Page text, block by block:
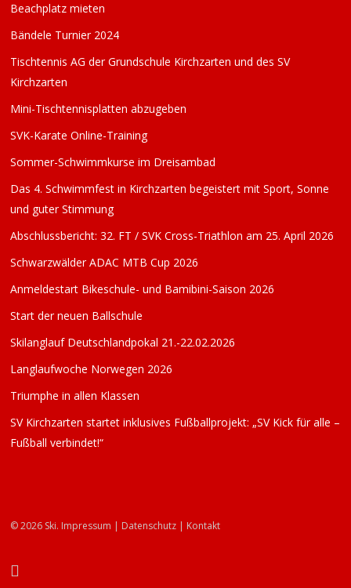
Beachplatz mieten
Bändele Turnier 2024
Tischtennis AG der Grundschule Kirchzarten und des SV
Kirchzarten
Mini-Tischtennisplatten abzugeben
SVK-Karate Online-Training
Sommer-Schwimmkurse im Dreisambad
Das 4. Schwimmfest in Kirchzarten begeistert mit Sport, Sonne
und guter Stimmung
Abschlussbericht: 32. FT / SVK Cross-Triathlon am 25. April 2026
Schwarzwälder ADAC MTB Cup 2026
Anmeldestart Bikeschule- und Bamibini-Saison 2026
Start der neuen Ballschule
Skilanglauf Deutschlandpokal 21.-22.02.2026
Langlaufwoche Norwegen 2026
Triumphe in allen Klassen
SV Kirchzarten startet inklusives Fußballprojekt: „SV Kick für alle –
Fußball verbindet!“
© 2026 Ski. Impressum | Datenschutz | Kontakt